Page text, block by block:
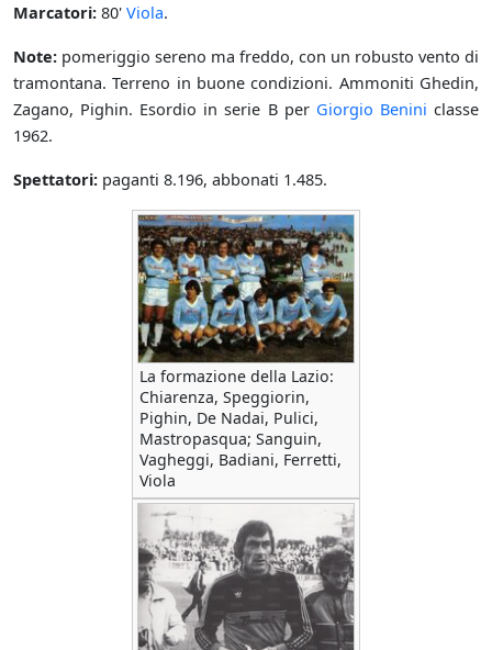
Marcatori: 80' Viola.
Note: pomeriggio sereno ma freddo, con un robusto vento di
tramontana. Terreno in buone condizioni. Ammoniti Ghedin,
Zagano, Pighin. Esordio in serie B per Giorgio Benini classe
1962.
Spettatori: paganti 8.196, abbonati 1.485.
La formazione della Lazio:
Chiarenza, Speggiorin,
Pighin, De Nadai, Pulici,
Mastropasqua; Sanguin,
Vagheggi, Badiani, Ferretti,
Viola